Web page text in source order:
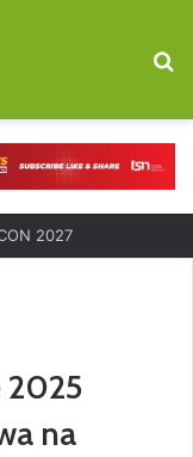
2027
2025
na